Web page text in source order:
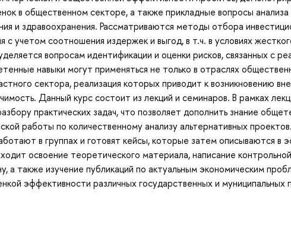
в общественном секторе, а также прикладные вопросы
и здравоохранения. Рассматриваются методы отбора
с учетом соотношения издержек и выгод, в т.ч. в условиях
вопросам идентификации и оценки рисков, связанных с
навыки могут применяться не только в отраслях
сектора, реализация которых приводит к возникновению
Данный курс состоит из лекций и семинаров. В рамках
практических задач, что позволяет дополнить знание
работы по количественному анализу альтернативных
в группах и готовят кейсы, которые затем описываются в
освоение теоретического материала, написание
а также изучение публикаций по актуальным экономическим
эффективности различных государственных и муниципальных